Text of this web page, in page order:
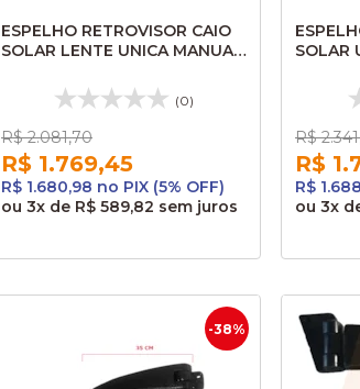
ESPELHO RETROVISOR CAIO
SOLAR LENTE UNICA MANUAL
SARAIVA
(0)
R$ 2.081,70
R$ 1.769,45
R$ 1.680,98 no PIX (5% OFF)
ou 3x de R$ 589,82 sem juros
SOLAR
R$
R$
R$
ou 3x
-38%